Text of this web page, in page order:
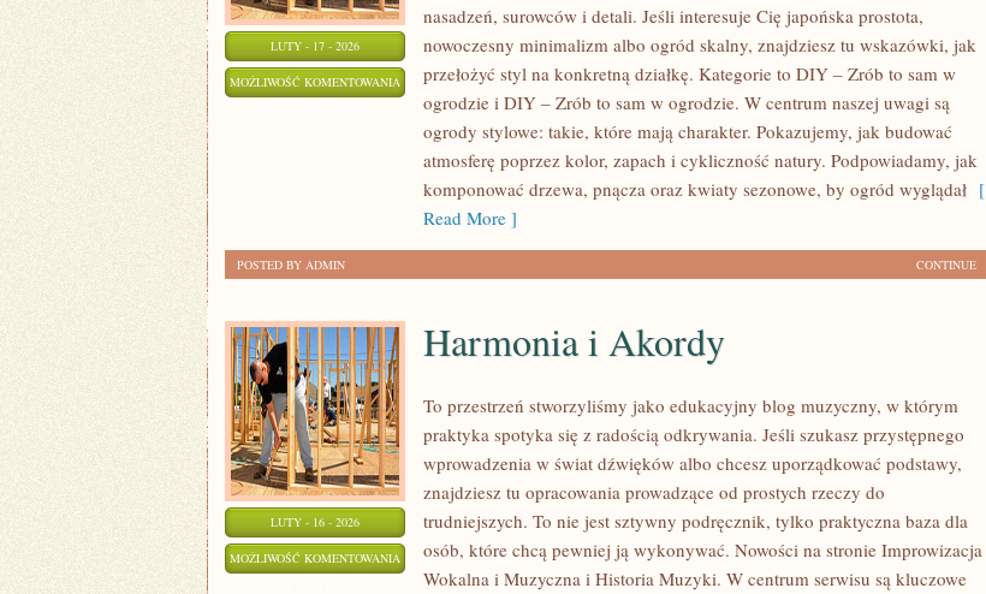
LUTY - 17 - 2026
MOŻLIWOŚĆ KOMENTOWANIA OGRODY
WODNE
nasadzeń, surowców i detali. Jeśli interesuje Cię japońska prostota,
nowoczesny minimalizm albo ogród skalny, znajdziesz tu wskazówki, jak
przełożyć styl na konkretną działkę. Kategorie to DIY – Zrób to sam w
ogrodzie i DIY – Zrób to sam w ogrodzie. W centrum naszej uwagi są
ogrody stylowe: takie, które mają charakter. Pokazujemy, jak budować
atmosferę poprzez kolor, zapach i cykliczność natury. Podpowiadamy, jak
komponować drzewa, pnącza oraz kwiaty sezonowe, by ogród wyglądał [
Read More ]
CONTINUE
POSTED BY ADMIN
LUTY - 16 - 2026
MOŻLIWOŚĆ KOMENTOWANIA HARMONIA
Harmonia i Akordy
To przestrzeń stworzyliśmy jako edukacyjny blog muzyczny, w którym
praktyka spotyka się z radością odkrywania. Jeśli szukasz przystępnego
wprowadzenia w świat dźwięków albo chcesz uporządkować podstawy,
znajdziesz tu opracowania prowadzące od prostych rzeczy do
trudniejszych. To nie jest sztywny podręcznik, tylko praktyczna baza dla
osób, które chcą pewniej ją wykonywać. Nowości na stronie Improwizacja
Wokalna i Muzyczna i Historia Muzyki. W centrum serwisu są kluczowe